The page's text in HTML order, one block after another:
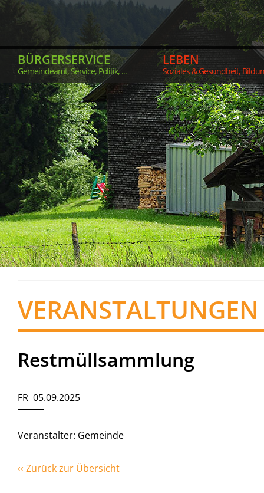
BÜRGERSERVICE
Gemeindeamt, Service, Politik, ...
LEBEN
Soziales & Gesundheit,
VERANSTALTUNGEN
Restmüllsammlung
FR 05.09.2025
Veranstalter: Gemeinde
‹‹ Zurück zur Übersicht